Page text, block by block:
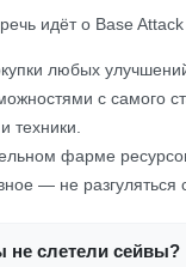
идёт о Base
любых
с самого
техники.
фарме
— не разгуляться
не слетели сейвы?